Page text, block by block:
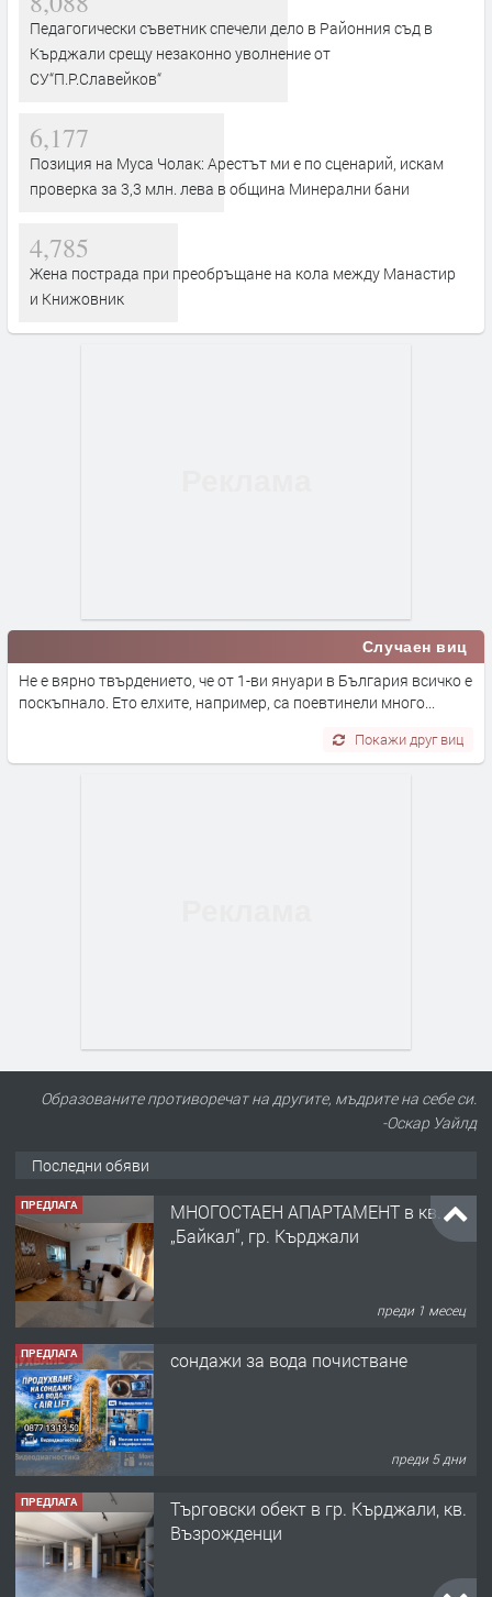
Педагогически съветник спечели дело в Районния съд в
Кърджали срещу незаконно уволнение от
СУ“П.Р.Славейков“
6,177
Позиция на Муса Чолак: Арестът ми е по сценарий, искам
проверка за 3,3 млн. лева в община Минерални бани
4,785
Жена пострада при преобръщане на кола между Манастир
и Книжовник
Случаен виц
Не е вярно твърдението, че от 1-ви януари в България всичко е
поскъпнало. Ето елхите, например, са поевтинели много...
Покажи друг виц
Образованите противоречат на другите, мъдрите на себе си.
-Оскар Уайлд
Последни обяви
ПРЕДЛАГА сондажи за вода почистване
преди 5 дни
ПРЕДЛАГА
Tърговски обект в гр. Кърджали, кв.
преди 5 месеца
ПРЕДЛАГА търсим общ работник